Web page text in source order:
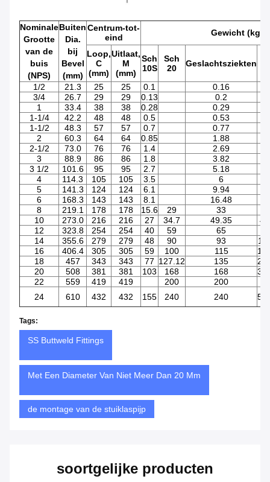
Nominale
Grootte
van de
buis
(NPS)
Buiten
Dia.
bij
Bevel
(mm)
Centrum-tot-
eind
Gewicht (kg)
Loop,
C
(mm)
Uitlaat,
M
(mm)
Sch
10S
Sch
20
Geslachtsziekten
1/2
21.3 25 25 0.1 0.16
3/4
26.7 29 29 0.13 0.2
1
33.4 38 38 0.28 0.29
1-1/4
42.2 48 48 0.5 0.53
1-1/2
48.3 57 57 0.7 0.77
2
60.3 64 64 0.85 1.88
2-1/2
73.0 76 76 1.4 2.69
3
88.9 86 86 1.8 3.82
3 1/2
101.6 95 95 2.7 5.18
4
114.3 105 105 3.5 6
5
141.3 124 124 6.1 9.94
6
168.3 143 143 8.1 16.48
8
219.1 178 178 15.6 29 33
10
273.0 216 216 27 34.7 49.35
12
323.8 254 254 40 59 65
14
355.6 279 279 48 90 93
16
406.4 305 305 59 100 115
18
457 343 343 77 127.12 135
20
508 381 381 103 168 168
22
559 419 419 200
200
24
610 432 432 155 240 240
Tags:
SS Buttweld Fittings
Met Een Diameter Van Niet Meer Dan 20 Mm
de montage van de stuiklaspijp
soortgelijke producten